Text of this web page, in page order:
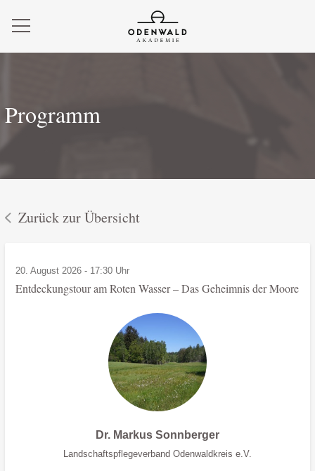
Programm
Zurück zur Übersicht
20. August 2026 - 17:30 Uhr
Entdeckungstour am Roten Wasser – Das Geheimnis der Moore
Dr. Markus Sonnberger
Landschaftspflegeverband Odenwaldkreis e.V.